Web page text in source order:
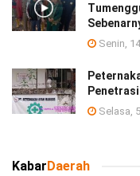
Senin,
Selasa,
KabarDaerah